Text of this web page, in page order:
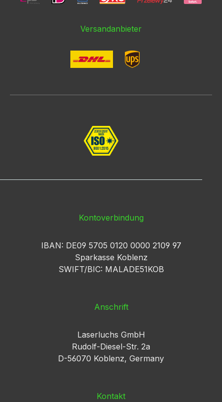
Versandanbieter
Kontoverbindung
IBAN: DE09 5705 0120 0000 2109 97
Sparkasse Koblenz
SWIFT/BIC: MALADE51KOB
Anschrift
Laserluchs GmbH
Rudolf-Diesel-Str. 2a
D-56070 Koblenz, Germany
Kontakt